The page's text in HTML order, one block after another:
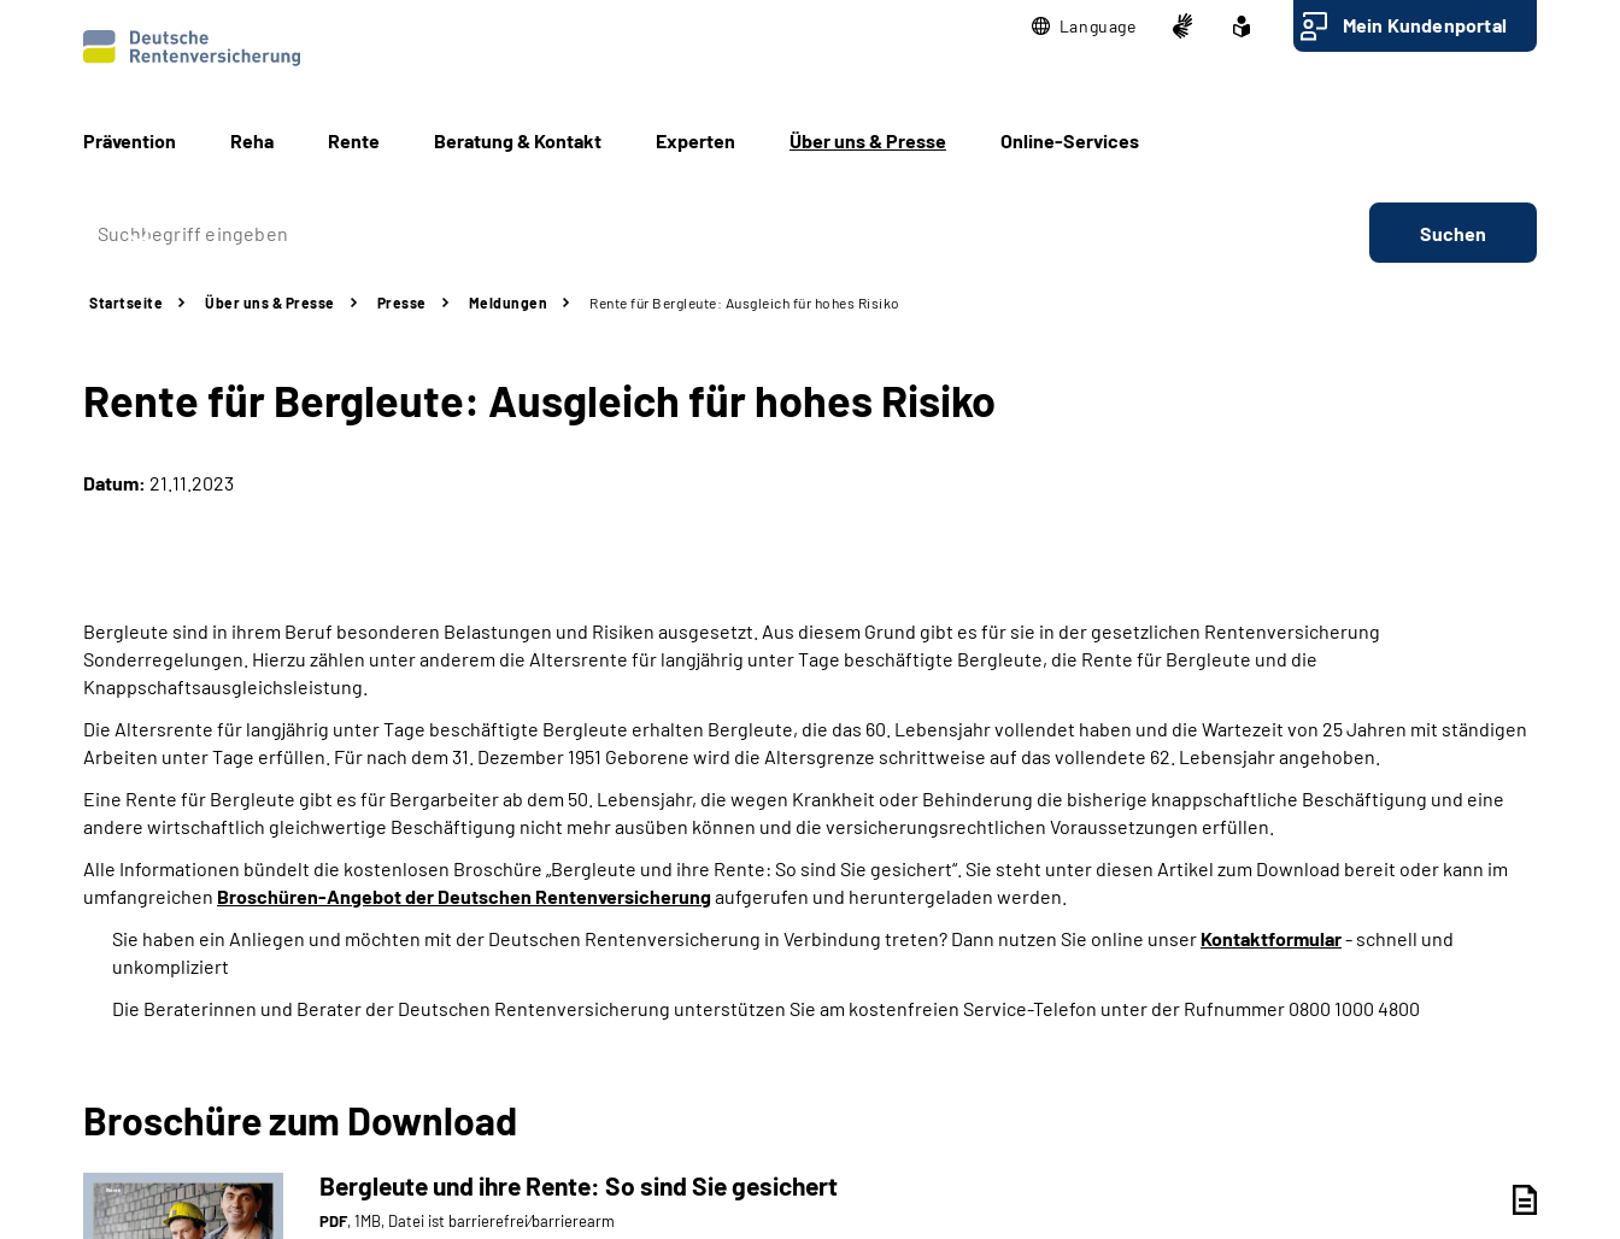
Language Mein Kundenportal
Prävention Reha Rente Beratung & Kontakt Experten Über uns & Presse Online-Services
Suchen
Startseite Über uns & Presse Presse Meldungen Rente für Bergleute: Ausgleich für hohes Risiko
Rente für Bergleute: Ausgleich für hohes Risiko
Datum: 21.11.2023
Bergleute sind in ihrem Beruf besonderen Belastungen und Risiken ausgesetzt. Aus diesem Grund gibt es für sie in der gesetzlichen Rentenversicherung
Sonderregelungen. Hierzu zählen unter anderem die Altersrente für langjährig unter Tage beschäftigte Bergleute, die Rente für Bergleute und die
Knappschaftsausgleichsleistung.
Die Altersrente für langjährig unter Tage beschäftigte Bergleute erhalten Bergleute, die das 60. Lebensjahr vollendet haben und die Wartezeit von 25 Jahren mit ständigen
Arbeiten unter Tage erfüllen. Für nach dem 31. Dezember 1951 Geborene wird die Altersgrenze schrittweise auf das vollendete 62. Lebensjahr angehoben.
Eine Rente für Bergleute gibt es für Bergarbeiter ab dem 50. Lebensjahr, die wegen Krankheit oder Behinderung die bisherige knappschaftliche Beschäftigung und eine
andere wirtschaftlich gleichwertige Beschäftigung nicht mehr ausüben können und die versicherungsrechtlichen Voraussetzungen erfüllen.
Alle Informationen bündelt die kostenlosen Broschüre „Bergleute und ihre Rente: So sind Sie gesichert“. Sie steht unter diesen Artikel zum Download bereit oder kann im
umfangreichen Broschüren-Angebot der Deutschen Rentenversicherungaufgerufen und heruntergeladen werden.
Sie haben ein Anliegen und möchten mit der Deutschen Rentenversicherung in Verbindung treten? Dann nutzen Sie online unser Kontaktformular- schnell und
unkompliziert
Die Beraterinnen und Berater der Deutschen Rentenversicherung unterstützen Sie am kostenfreien Service-Telefon unter der Rufnummer 0800 1000 4800
Broschüre zum Download
Bergleute und ihre Rente: So sind Sie gesichert
PDF, 1MB, Datei ist barrierefrei⁄barrierearm